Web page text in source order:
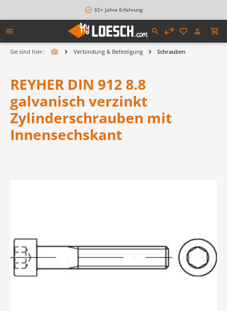
65+ Jahre Erfahrung
Sie sind hier: Verbindung & Befestigung Schrauben
REYHER DIN 912 8.8
galvanisch verzinkt
Zylinderschrauben mit
Innensechskant